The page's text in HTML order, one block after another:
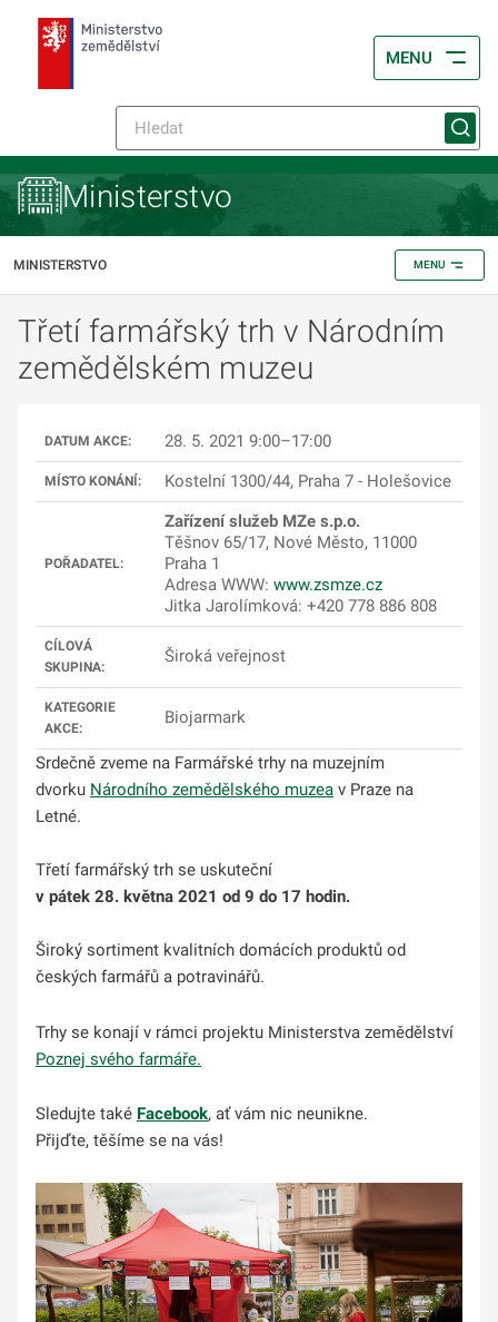
MENU
Ministerstvo
MINISTERSTVO MENU
Třetí farmářský trh v Národním
zemědělském muzeu
DATUM AKCE: 28. 5. 2021 9:00–17:00
MÍSTO KONÁNÍ: Kostelní 1300/44, Praha 7 - Holešovice
POŘADATEL:
Zařízení služeb MZe s.p.o.
Těšnov 65/17, Nové Město, 11000
Praha 1
Adresa WWW: www.zsmze.cz
Jitka Jarolímková: +420 778 886 808
CÍLOVÁ
SKUPINA:
Široká veřejnost
KATEGORIE
AKCE:
Biojarmark
Srdečně zveme na Farmářské trhy na muzejním
dvorku Národního zemědělského muzea v Praze na
Letné.
Třetí farmářský trh se uskuteční
v pátek 28. května 2021 od 9 do 17 hodin.
Široký sortiment kvalitních domácích produktů od
českých farmářů a potravinářů.
Trhy se konají v rámci projektu Ministerstva zemědělství
Poznej svého farmáře.
Sledujte také Facebook, ať vám nic neunikne.
Přijďte, těšíme se na vás!